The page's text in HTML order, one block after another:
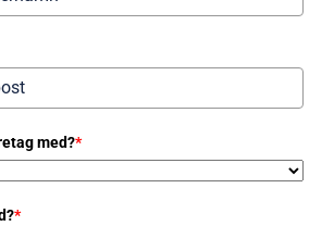
med?*
*